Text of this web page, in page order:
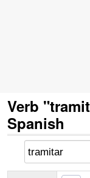
Verb
Spanish